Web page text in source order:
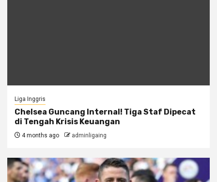
Liga Inggris
Chelsea Guncang Internal! Tiga Staf Dipecat
di Tengah Krisis Keuangan
4 months ago adminligaing